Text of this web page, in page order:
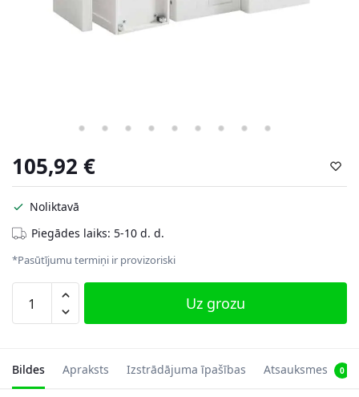
105,92 €
Noliktavā
Piegādes laiks: 5-10 d. d.
*Pasūtījumu termiņi ir provizoriski
skapis
balts
daudzums
Uz grozu
Bildes Apraksts Izstrādājuma īpašības Atsauksmes 0